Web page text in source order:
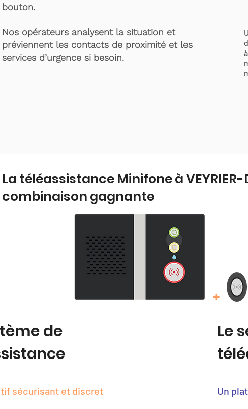
bouton.
Nos opérateurs analysent la situation et
préviennent les contacts de proximité et les
services d’urgence si besoin.
La téléassistance Minifone à VEYRIER-
combinaison gagnante
de
sécurisant et discret
+
Le
Un